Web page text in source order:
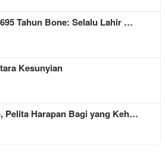
Tahun Bone: Selalu Lahir …
Kesunyian
Pelita Harapan Bagi yang Keh…